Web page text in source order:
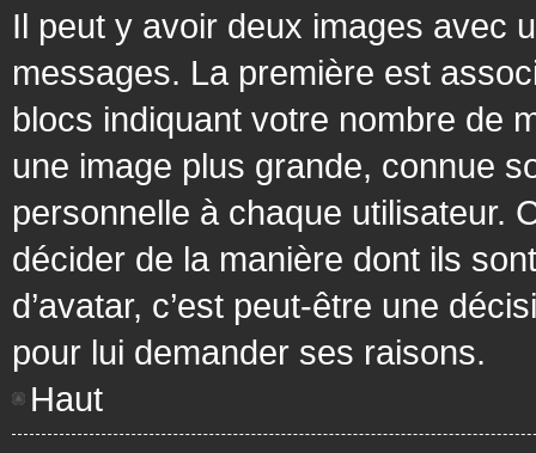
Il peut y avoir deux images avec
messages. La première est
blocs indiquant votre nombre de
une image plus grande, connue
personnelle à chaque utilisateur.
décider de la manière dont ils
d’avatar, c’est peut-être une
pour lui demander ses raisons.
Haut